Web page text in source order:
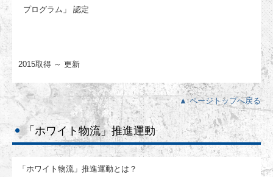
プログラム」 認定
2015取得 ～ 更新
▲ ページトップへ戻る
「ホワイト物流」推進運動
「ホワイト物流」推進運動とは？